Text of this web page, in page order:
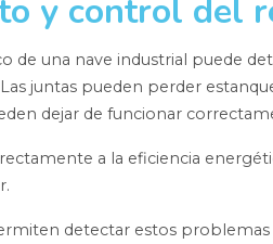
y control del
una nave industrial puede
juntas pueden perder
dejar de funcionar
a la eficiencia
detectar estos